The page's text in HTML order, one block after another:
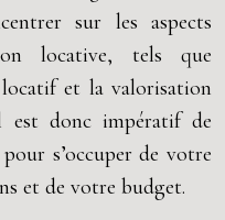
sur les aspects
locative, tels que
et la valorisation
est donc impératif de
s’occuper de votre
et de votre budget.